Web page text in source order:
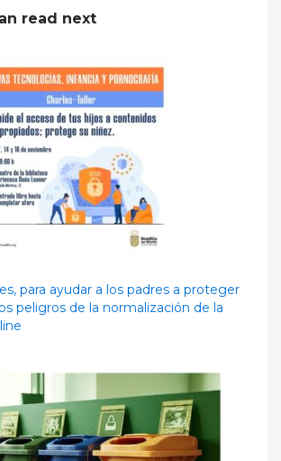
read next
para ayudar a los padres a proteger
peligros de la normalización de la